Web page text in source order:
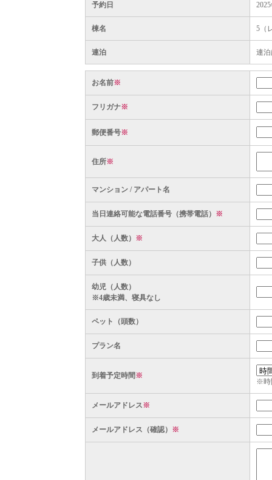
予約日
棟名 5（
連泊 連
お名前※
フリガナ※
郵便番号※
住所※
マンション / アパート名
当日連絡可能な電話番号（携帯電話） ※
大人（人数） ※
子供（人数）
幼児（人数）
※4歳未満、寝具なし
ペット（頭数）
プラン名
到着予定時間※
※時
メールアドレス※
メールアドレス（確認） ※